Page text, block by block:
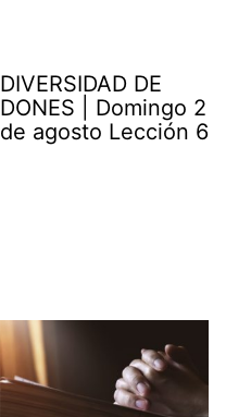
DIVERSIDAD DE
DONES | Domingo 2
de agosto Lección 6